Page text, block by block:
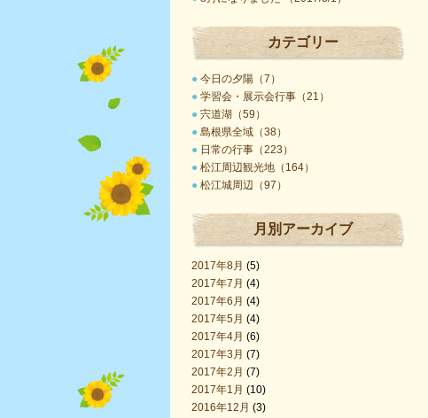
カテゴリー
● 今日の夕陽（7）
● 学習会・展示会行事（21）
● 宍道湖（59）
● 島根県全域（38）
● 日常の行事（223）
● 松江周辺観光地（164）
● 松江城周辺（97）
月別アーカイブ
2017年8月 (5)
2017年7月 (4)
2017年6月 (4)
2017年5月 (4)
2017年4月 (6)
2017年3月 (7)
2017年2月 (7)
2017年1月 (10)
2016年12月 (3)